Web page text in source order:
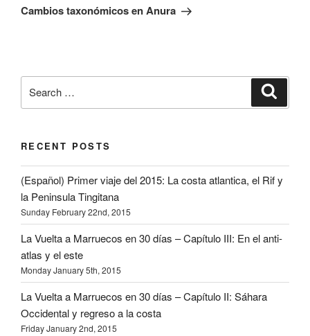
Post
Cambios taxonómicos en Anura
for:
RECENT POSTS
(Español) Primer viaje del 2015: La costa atlantica, el Rif y
la Peninsula Tingitana
Sunday February 22nd, 2015
La Vuelta a Marruecos en 30 días – Capítulo III: En el anti-
atlas y el este
Monday January 5th, 2015
La Vuelta a Marruecos en 30 días – Capítulo II: Sáhara
Occidental y regreso a la costa
Friday January 2nd, 2015